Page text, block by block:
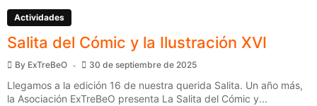
Actividades
Salita del Cómic y la Ilustración XVI
By ExTreBeO 30 de septiembre de 2025
Llegamos a la edición 16 de nuestra querida Salita. Un año más,
la Asociación ExTreBeO presenta La Salita del Cómic y...